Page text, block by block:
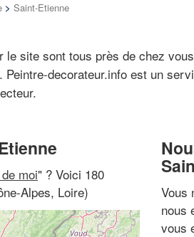
> Saint-Etienne
site sont tous près de chez
. Peintre-decorateur.info est un
moi" ? Voici 180
Alpes, Loire)
Vous
nous
vous